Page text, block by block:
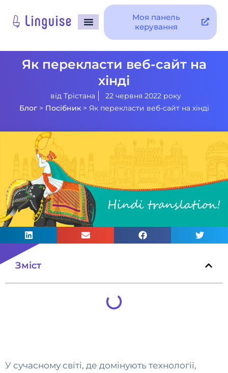
Моя панель
керування
Як перекласти веб-сайт на
хінді
від Трістана
22 червня 2022 року
Блог> Посібник> Як перекласти веб-сайт на хінді
Зміст
У сучасному світі, де домінують технології,